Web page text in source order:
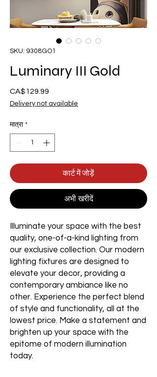
SKU: 9308GO1
Luminary III Gold
CA$129.99
Delivery not available
मात्रा *
कार्ट में जोड़ें
अभी खरीदें
Illuminate your space with the best
quality, one-of-a-kind lighting from
our exclusive collection. Our modern
lighting fixtures are designed to
elevate your decor, providing a
contemporary ambiance like no
other. Experience the perfect blend
of style and functionality, all at the
lowest price. Make a statement and
brighten up your space with the
epitome of modern illumination
today.